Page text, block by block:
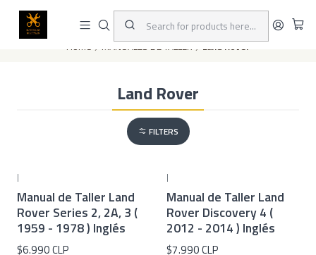
This is the slide text
Home MANUALES DE TALLER Land Rover
Land Rover
FILTERS
|
Manual de Taller Land
Rover Series 2, 2A, 3 (
1959 - 1978 ) Inglés
$6.990 CLP
|
Manual de Taller Land
Rover Discovery 4 (
2012 - 2014 ) Inglés
$7.990 CLP